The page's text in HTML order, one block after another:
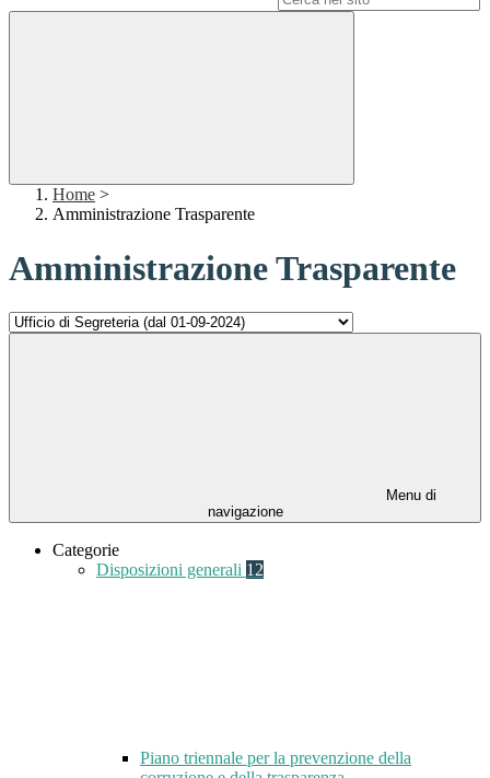
Home >
Amministrazione Trasparente
Amministrazione Trasparente
Menu di
navigazione
Categorie
Disposizioni generali 12
Piano triennale per la prevenzione della